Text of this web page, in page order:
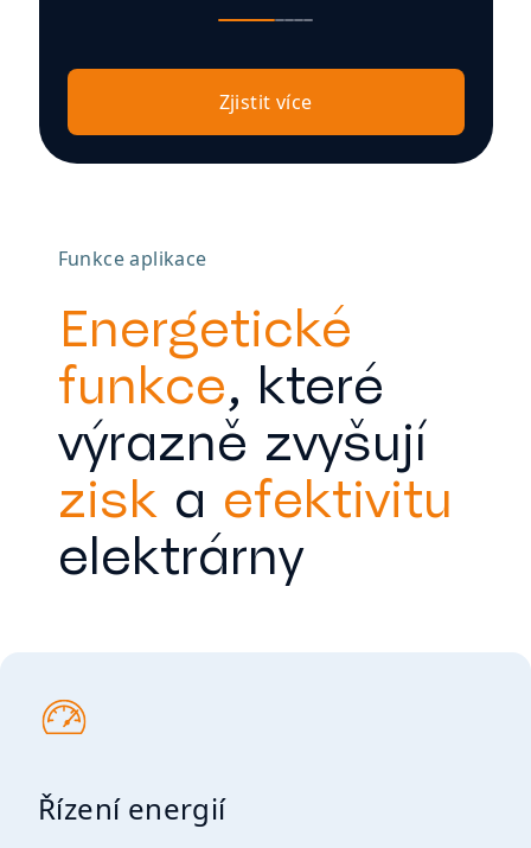
Zjistit více
Funkce aplikace
Energetické
funkce, které
výrazně zvyšují
ziska efektivitu
elektrárny
Řízení energií